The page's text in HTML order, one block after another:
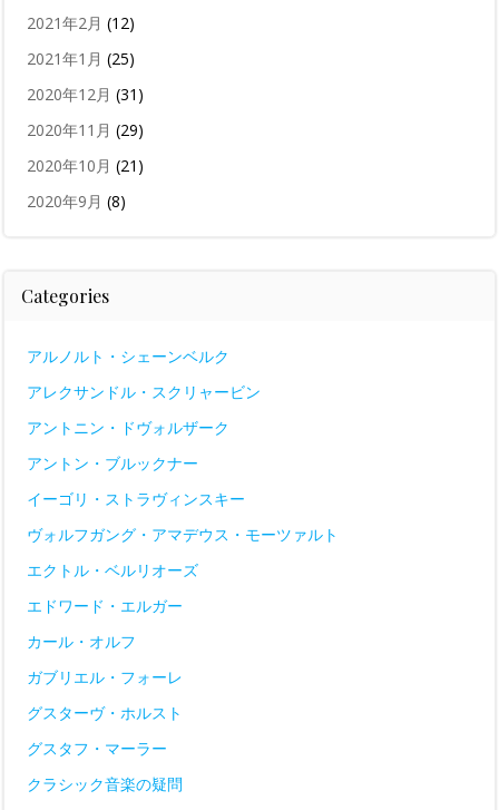
2021年2月 (12)
2021年1月 (25)
2020年12月 (31)
2020年11月 (29)
2020年10月 (21)
2020年9月 (8)
Categories
アルノルト・シェーンベルク
アレクサンドル・スクリャービン
アントニン・ドヴォルザーク
アントン・ブルックナー
イーゴリ・ストラヴィンスキー
ヴォルフガング・アマデウス・モーツァルト
エクトル・ベルリオーズ
エドワード・エルガー
カール・オルフ
ガブリエル・フォーレ
グスターヴ・ホルスト
グスタフ・マーラー
クラシック音楽の疑問